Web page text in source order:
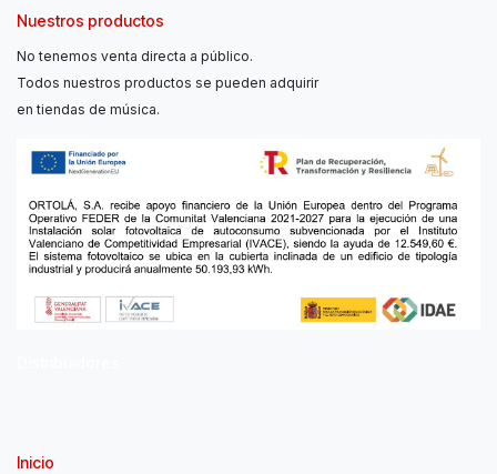
Nuestros productos
No tenemos venta directa a público.
Todos nuestros productos se pueden adquirir
en tiendas de música.
Inicio